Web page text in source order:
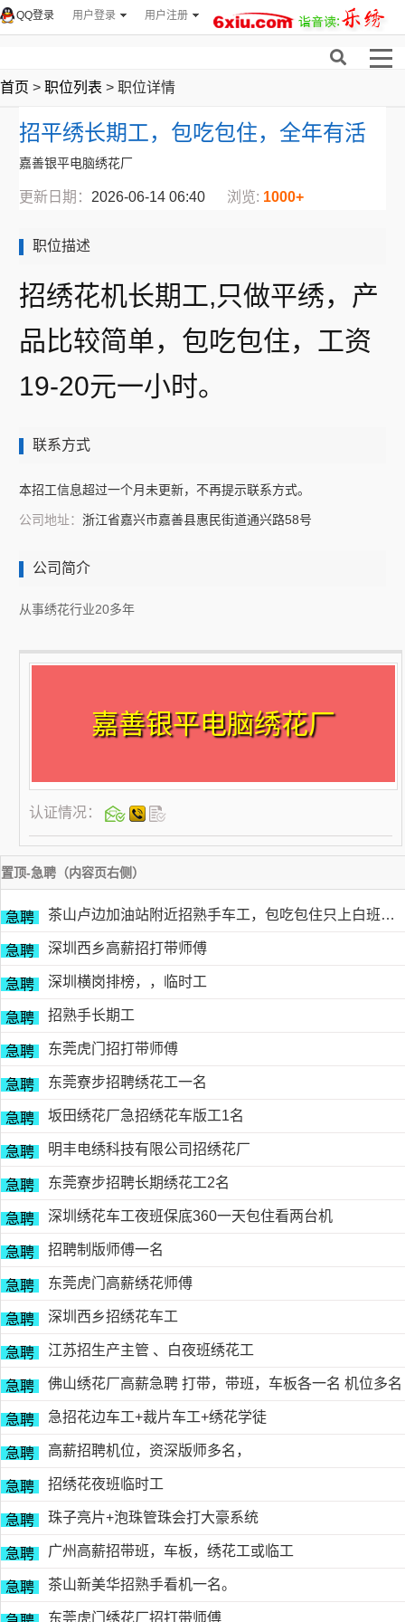
用户登录 用户注册
QQ登录
首页 > 职位列表 > 职位详情
招平绣长期工，包吃包住，全年有活
嘉善银平电脑绣花厂
更新日期： 2026-06-14 06:40 浏览: 1000+
职位描述
招绣花机长期工,只做平绣，产
品比较简单，包吃包住，工资
19-20元一小时。
联系方式
本招工信息超过一个月未更新，不再提示联系方式。
公司地址： 浙江省嘉兴市嘉善县惠民街道通兴路58号
公司简介
从事绣花行业20多年
嘉善银平电脑绣花厂
认证情况：
置顶-急聘（内容页右侧）
急聘 茶山卢边加油站附近招熟手车工，包吃包住只上白班，工资面议有的请电德胜13546915117
急聘 深圳西乡高薪招打带师傅
急聘 深圳横岗排榜，，临时工
急聘 招熟手长期工
急聘 东莞虎门招打带师傅
急聘 东莞寮步招聘绣花工一名
急聘 坂田绣花厂急招绣花车版工1名
急聘 明丰电绣科技有限公司招绣花厂
急聘 东莞寮步招聘长期绣花工2名
急聘 深圳绣花车工夜班保底360一天包住看两台机
急聘 招聘制版师傅一名
急聘 东莞虎门高薪绣花师傅
急聘 深圳西乡招绣花车工
急聘 江苏招生产主管 、白夜班绣花工
急聘 佛山绣花厂高薪急聘 打带，带班，车板各一名 机位多名
急聘 急招花边车工+裁片车工+绣花学徒
急聘 高薪招聘机位，资深版师多名，
急聘 招绣花夜班临时工
急聘 珠子亮片+泡珠管珠会打大豪系统
急聘 广州高薪招带班，车板，绣花工或临工
急聘 茶山新美华招熟手看机一名。
东莞虎门绣花厂招打带师傅